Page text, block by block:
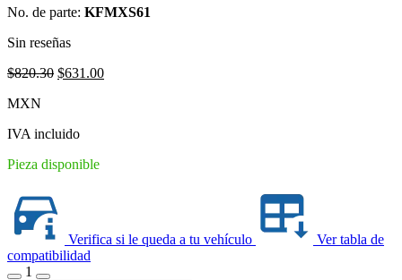
No. de parte: KFMXS61
Sin reseñas
$820.30 Original
$631.00Current
MXN
IVA incluido
Pieza disponible
Verifica si le queda a tu vehículo
Ver tabla de
compatibilidad
1